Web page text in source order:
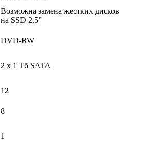
Возможна замена жестких дисков
на SSD 2.5”
DVD-RW
2 x 1 Тб SATA
12
8
1